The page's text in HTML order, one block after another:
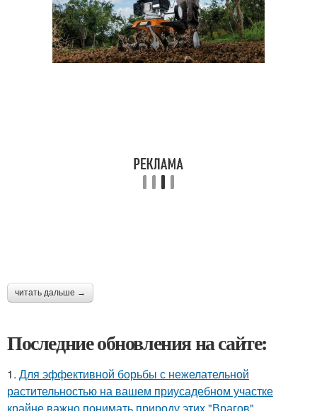
читать дальше →
Последние обновления на сайте:
1. Для эффективной борьбы с нежелательной
растительностью на вашем приусадебном участке
крайне важно понимать природу этих "Врагов".